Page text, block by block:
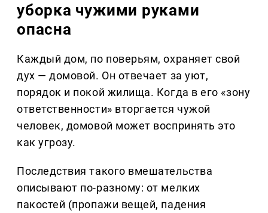
уборка чужими руками
опасна
Каждый дом, по поверьям, охраняет свой
дух — домовой. Он отвечает за уют,
порядок и покой жилища. Когда в его «зону
ответственности» вторгается чужой
человек, домовой может воспринять это
как угрозу.
Последствия такого вмешательства
описывают по-разному: от мелких
пакостей (пропажи вещей, падения